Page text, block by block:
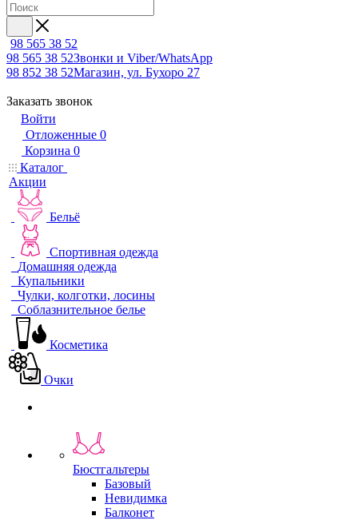
98 565 38 52
98 565 38 52Звонки и Viber/WhatsApp
98 852 38 52Магазин, ул. Бухоро 27
Заказать звонок
Войти
Отложенные 0
Корзина 0
Каталог
Акции
Бельё
Спортивная одежда
Домашняя одежда
Купальники
Чулки, колготки, лосины
Соблазнительное белье
Косметика
Очки
Бюстгальтеры
Базовый
Невидимка
Балконет